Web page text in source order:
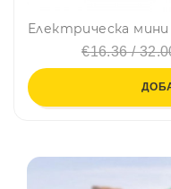
€16.36 /